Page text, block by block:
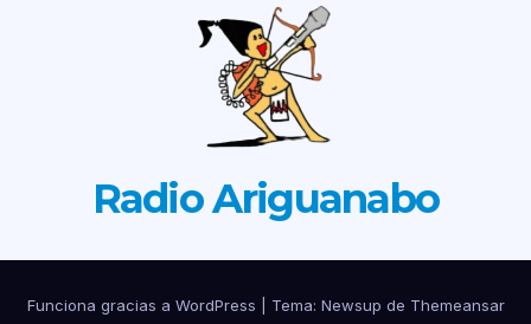
Radio Ariguanabo
Funciona gracias a WordPress Tema: Newsup de Themeansar